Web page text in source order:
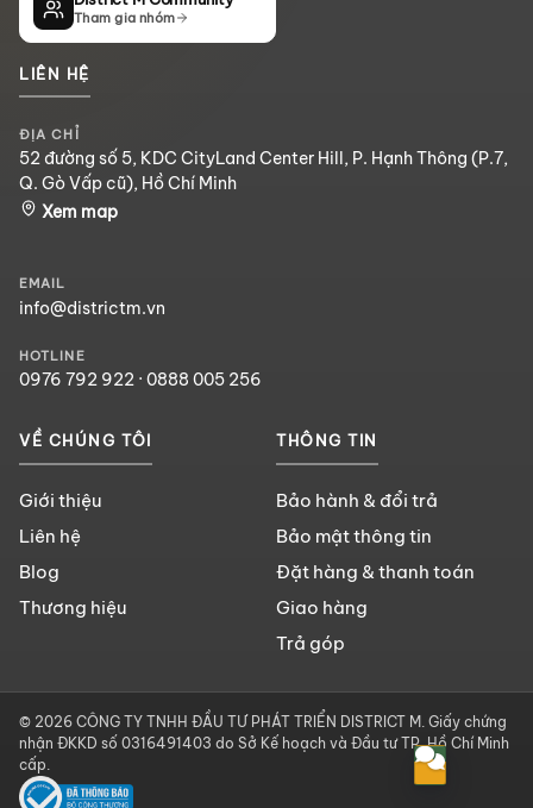
Tham gia nhóm
LIÊN HỆ
ĐỊA CHỈ
52 đường số 5, KDC CityLand Center Hill, P. Hạnh Thông (P.7,
Q. Gò Vấp cũ), Hồ Chí Minh
Xem map
EMAIL
info@districtm.vn
HOTLINE
0976 792 922 · 0888 005 256
VỀ CHÚNG TÔI
Giới thiệu
Liên hệ
Blog
Thương hiệu
THÔNG TIN
Bảo hành & đổi trả
Bảo mật thông tin
Đặt hàng & thanh toán
Giao hàng
Trả góp
© 2026 CÔNG TY TNHH ĐẦU TƯ PHÁT TRIỂN DISTRICT M. Giấy chứng
nhận ĐKKD số 0316491403 do Sở Kế hoạch và Đầu tư TP. Hồ Chí Minh
cấp.